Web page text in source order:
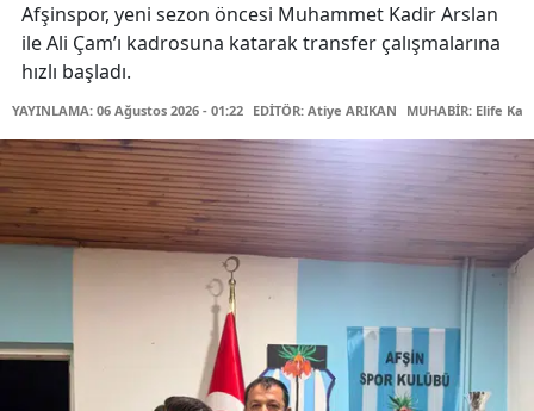
Afşinspor, yeni sezon öncesi Muhammet Kadir Arslan
ile Ali Çam’ı kadrosuna katarak transfer çalışmalarına
hızlı başladı.
YAYINLAMA: 06 Ağustos 2026 - 01:22 EDİTÖR: Atiye ARIKAN MUHABİR: Elife